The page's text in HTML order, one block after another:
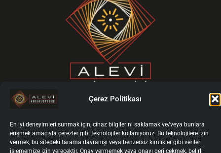
Çerez Politikası
En iyi deneyimleri sunmak için, cihaz bilgilerini saklamak ve/veya bunlara
erişmek amacıyla çerezler gibi teknolojiler kullanıyoruz. Bu teknolojilere izin
vermek, bu sitedeki tarama davranışı veya benzersiz kimlikler gibi verileri
işlememize izin verecektir. Onay vermemek veya onayı geri çekmek, belirli
c
e
X
t
w
I
s
t
Y
u
t
ISIL Code: DE-4607
ANASAYFA